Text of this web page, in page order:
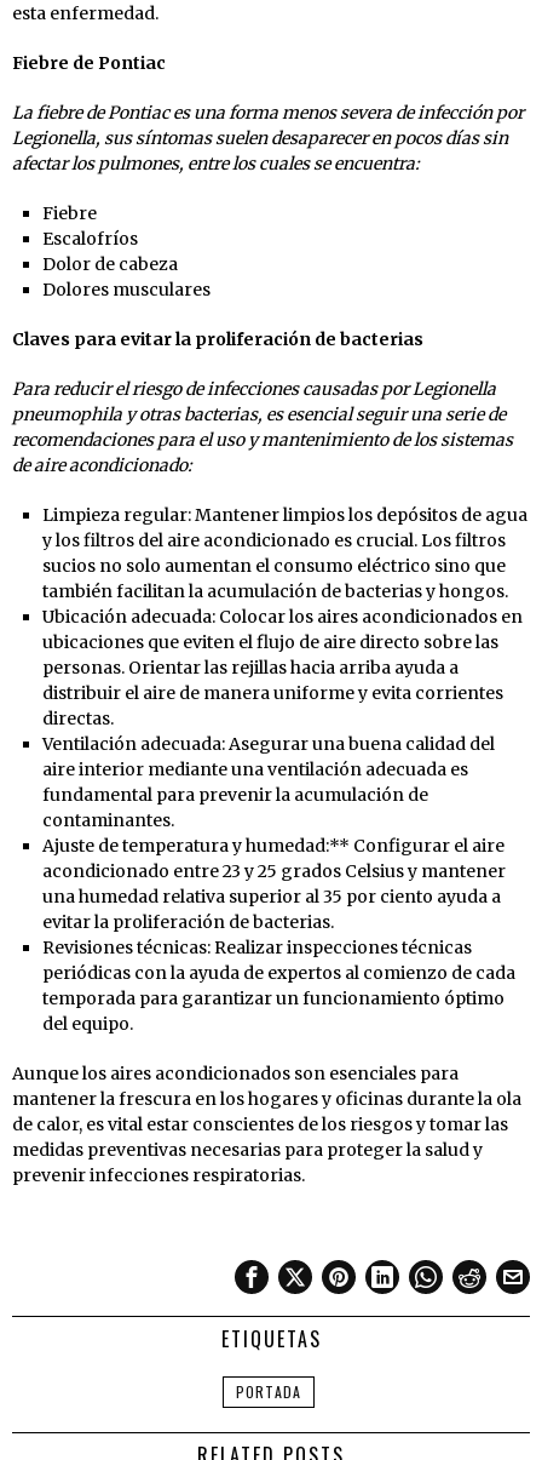
esta enfermedad.
Fiebre de Pontiac
La fiebre de Pontiac es una forma menos severa de infección por
Legionella, sus síntomas suelen desaparecer en pocos días sin
afectar los pulmones, entre los cuales se encuentra:
Fiebre
Escalofríos
Dolor de cabeza
Dolores musculares
Claves para evitar la proliferación de bacterias
Para reducir el riesgo de infecciones causadas por Legionella
pneumophila y otras bacterias, es esencial seguir una serie de
recomendaciones para el uso y mantenimiento de los sistemas
de aire acondicionado:
Limpieza regular: Mantener limpios los depósitos de agua
y los filtros del aire acondicionado es crucial. Los filtros
sucios no solo aumentan el consumo eléctrico sino que
también facilitan la acumulación de bacterias y hongos.
Ubicación adecuada: Colocar los aires acondicionados en
ubicaciones que eviten el flujo de aire directo sobre las
personas. Orientar las rejillas hacia arriba ayuda a
distribuir el aire de manera uniforme y evita corrientes
directas.
Ventilación adecuada: Asegurar una buena calidad del
aire interior mediante una ventilación adecuada es
fundamental para prevenir la acumulación de
contaminantes.
Ajuste de temperatura y humedad:** Configurar el aire
acondicionado entre 23 y 25 grados Celsius y mantener
una humedad relativa superior al 35 por ciento ayuda a
evitar la proliferación de bacterias.
Revisiones técnicas: Realizar inspecciones técnicas
periódicas con la ayuda de expertos al comienzo de cada
temporada para garantizar un funcionamiento óptimo
del equipo.
Aunque los aires acondicionados son esenciales para
mantener la frescura en los hogares y oficinas durante la ola
de calor, es vital estar conscientes de los riesgos y tomar las
medidas preventivas necesarias para proteger la salud y
prevenir infecciones respiratorias.
ETIQUETAS
PORTADA